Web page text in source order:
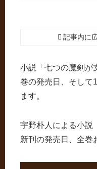
記事内に
小説「七つの魔剣が
巻の発売日、そして
ます。
宇野朴人による小説
新刊の発売日、全巻